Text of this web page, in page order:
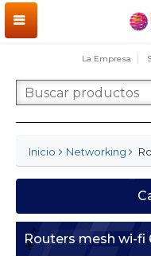
La Empresa
Inicio Networking
Routers mesh wi-fi